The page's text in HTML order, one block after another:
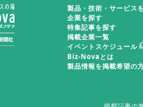
製品・技術・サービス
企業を探す
特集記事を探す
掲載企業一覧
イベントスケジュール
Biz-Novaとは
製品情報を掲載希望の